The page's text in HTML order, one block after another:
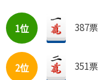
1位 387票
2位 351票